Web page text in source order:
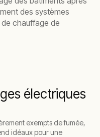
des systèmes
chauffage de
électriques
exempts de fumée,
idéaux pour une